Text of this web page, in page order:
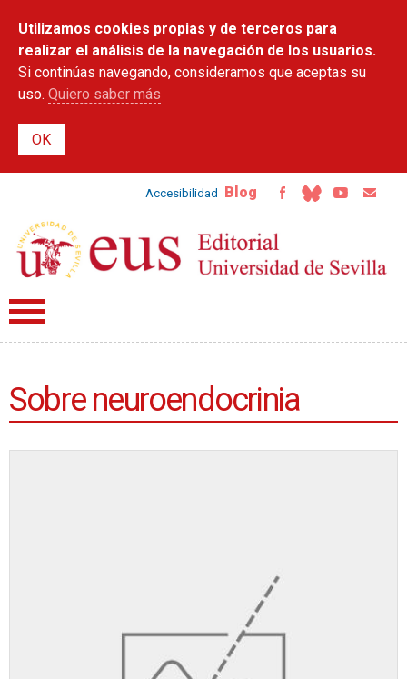
contenido
principal
Utilizamos cookies propias y de terceros para
realizar el análisis de la navegación de los usuarios.
Si continúas navegando, consideramos que aceptas su
uso. Quiero saber más
Accesibilidad Blog
Sobre neuroendocrinia